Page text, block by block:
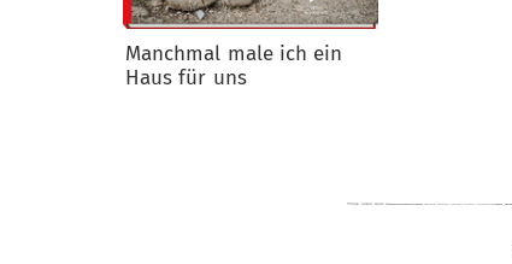
Manchmal male ich ein
Haus für uns